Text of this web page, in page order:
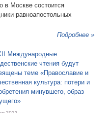
Москве состоится
равноапостольных
Подробнее »
Международные
чтения будут
теме «Православие и
культура: потери и
минувшего, образ